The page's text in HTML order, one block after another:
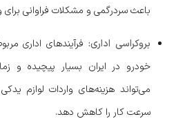
باعث سردرگمی و مشکلات فراوانی برای
بروکراسی اداری:فرآیندهای اداری
خودرو در ایران بسیار پیچیده و
می‌تواند هزینه‌های واردات لوازم
سرعت کار را کاهش دهد.